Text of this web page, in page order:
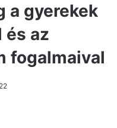
a gyerekek
és az
fogalmaival